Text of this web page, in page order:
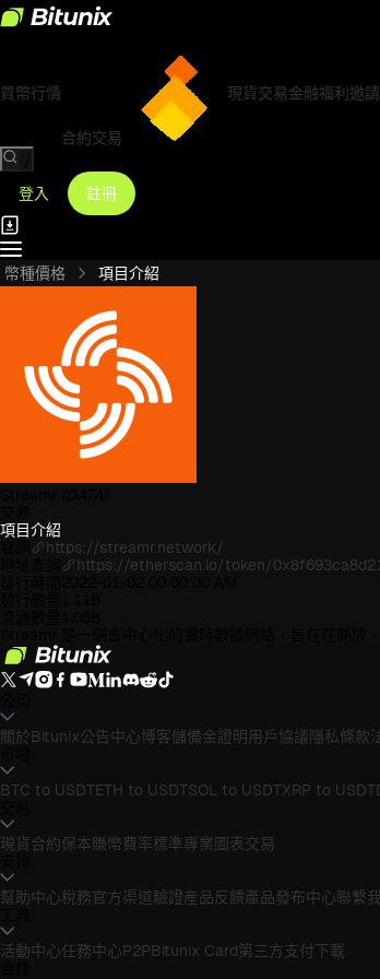
買幣行情
合約交易
現貨交易金融福利 邀
登入
註冊
幣種價格 項目介紹
項目介紹
https://streamr.network/
https://etherscan.io/token/
關於Bitunix公告中心博客儲備金證明用戶協議隱私條款
BTC to USDTETH to USDTSOL to USDTXRP to USDT
現貨合約保本賺幣費率標準專業圖表交易
幫助中心稅務官方渠道驗證産品反饋產品發布中心聯繫
活動中心任務中心P2PBitunix Card第三方支付下載